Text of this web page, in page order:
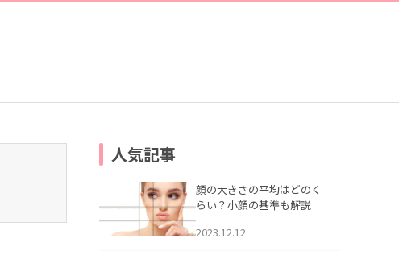
人気記事
顔の大きさの平均はどのく
らい？小顔の基準も解説
2023.12.12